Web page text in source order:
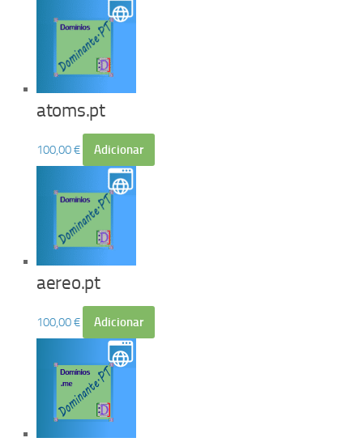
atoms.pt
100,00€ Adicionar
aereo.pt
100,00€ Adicionar